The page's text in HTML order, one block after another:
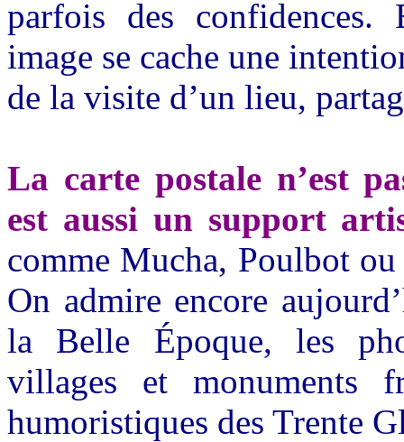
parfois des
image se cache une
de la visite d’un lieu,
La carte postale n’est
est aussi un support
comme Mucha, Poulbot
On admire encore
la Belle Époque, les
villages et monuments
humoristiques des Trente